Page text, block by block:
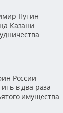
Путин
Казани
России
в два раза
имущества